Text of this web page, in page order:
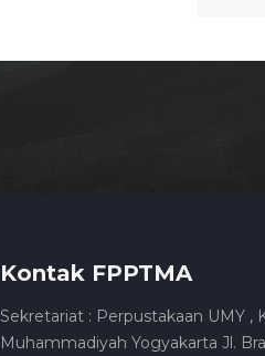
Kontak FPPTMA
Sekretariat : Perpustakaan UMY ,
Muhammadiyah Yogyakarta Jl.